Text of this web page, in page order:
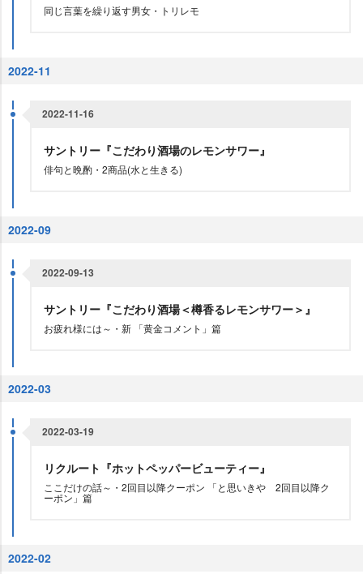
同じ言葉を繰り返す男女・トリレモ
2022-11
2022-11-16
サントリー『こだわり酒場のレモンサワー』
俳句と晩酌・2商品(水と生きる)
2022-09
2022-09-13
サントリー『こだわり酒場＜樽香るレモンサワー＞』
お疲れ様には～・新 「黄金コメント」篇
2022-03
2022-03-19
リクルート『ホットペッパービューティー』
ここだけの話～・2回目以降クーポン 「と思いきや 2回目以降ク
ーポン」篇
2022-02